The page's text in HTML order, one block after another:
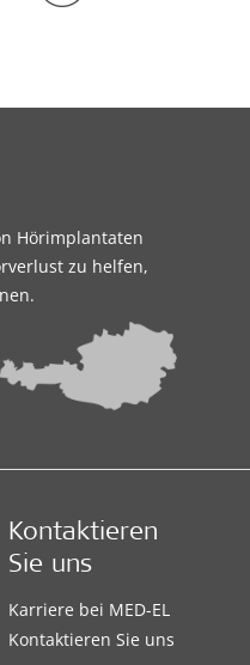
Hörimplantaten
zu helfen,
Kontaktieren
Sie uns
Karriere bei MED-EL
Kontaktieren Sie uns